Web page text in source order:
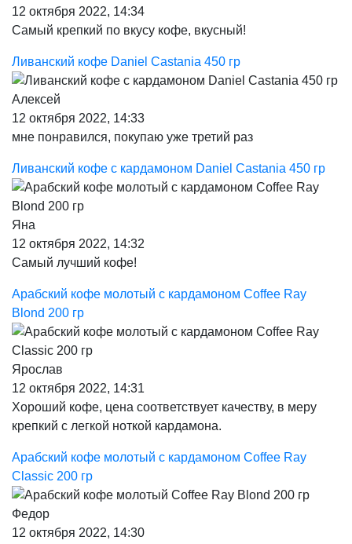
12 октября 2022, 14:34
Самый крепкий по вкусу кофе, вкусный!
Ливанский кофе Daniel Castania 450 гр
Алексей
12 октября 2022, 14:33
мне понравился, покупаю уже третий раз
Ливанский кофе с кардамоном Daniel Castania 450 гр
Яна
12 октября 2022, 14:32
Самый лучший кофе!
Арабский кофе молотый с кардамоном Coffee Ray
Blond 200 гр
Ярослав
12 октября 2022, 14:31
Хороший кофе, цена соответствует качеству, в меру
крепкий с легкой ноткой кардамона.
Арабский кофе молотый с кардамоном Coffee Ray
Classic 200 гр
Федор
12 октября 2022, 14:30